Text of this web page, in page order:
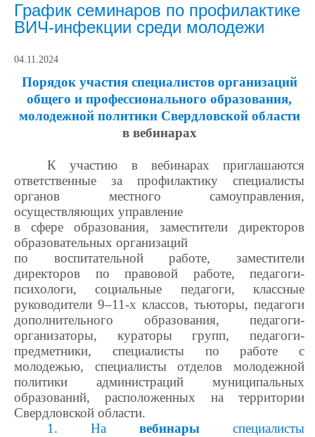
График семинаров по профилактике
ВИЧ-инфекции среди молодежи
04.11.2024
Порядок участия специалистов организаций
общего и профессионального образования,
молодежной политики Свердловской области
в вебинарах
К участию в вебинарах приглашаются
ответственные за профилактику специалисты
органов местного самоуправления,
осуществляющих управление
в сфере образования, заместители директоров
образовательных организаций
по воспитательной работе, заместители
директоров по правовой работе, педагоги-
психологи, социальные педагоги, классные
руководители 9–11-х классов, тьюторы, педагоги
дополнительного образования, педагоги-
организаторы, кураторы групп, педагоги-
предметники, специалисты по работе с
молодежью, специалисты отделов молодежной
политики администраций муниципальных
образований, расположенных на территории
Свердловской области.
1. Навебинары специалисты